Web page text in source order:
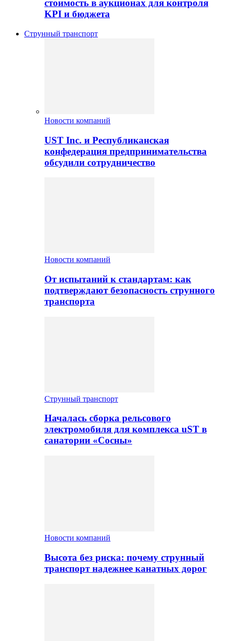
стоимость в аукционах для контроля
KPI и бюджета
Струнный транспорт
Новости компаний
UST Inc. и Республиканская
конфедерация предпринимательства
обсудили сотрудничество
Новости компаний
От испытаний к стандартам: как
подтверждают безопасность струнного
транспорта
Струнный транспорт
Началась сборка рельсового
электромобиля для комплекса uST в
санатории «Сосны»
Новости компаний
Высота без риска: почему струнный
транспорт надежнее канатных дорог